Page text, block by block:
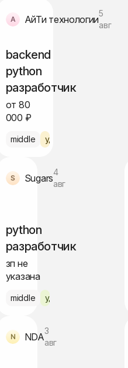
АйТи технологии
5
авг
backend
python
разработчик
от 80
000 ₽
middle удалённо по РФ
Sugars
4
авг
python
разработчик
зп не
указана
middle удалённо
NDA
3
авг